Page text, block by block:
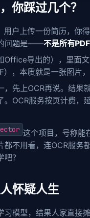
你踩过几个？
用户上传一份简历，你
问题是——不是所有
Office导出的），里面
），本质就是一张图片
先上OCR再说。结果
。OCR服务按页计费
这个项目，号称能
不用看，连OCR服务
？
怀疑人生
习模型，结果人家直接